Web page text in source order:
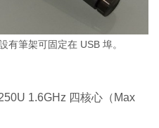
有筆架可固定在 USB 埠。
1.6GHz 四核心（Max